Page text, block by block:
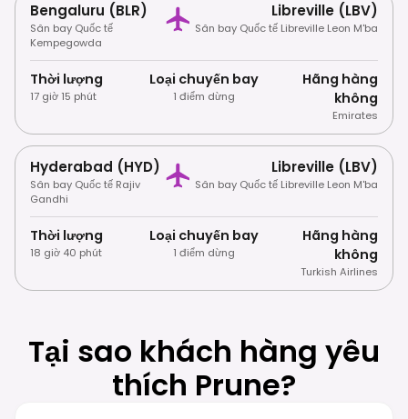
Bengaluru (BLR)
Sân bay Quốc tế
Kempegowda
Libreville (LBV)
Sân bay Quốc tế Libreville Leon M'ba
Thời lượng
17 giờ 15 phút
Loại chuyến bay
1 điểm dừng
Hãng hàng
không
Emirates
Hyderabad (HYD)
Sân bay Quốc tế Rajiv
Gandhi
Libreville (LBV)
Sân bay Quốc tế Libreville Leon M'ba
Thời lượng
18 giờ 40 phút
Loại chuyến bay
1 điểm dừng
Hãng hàng
không
Turkish Airlines
Tại sao khách hàng yêu
thích Prune?